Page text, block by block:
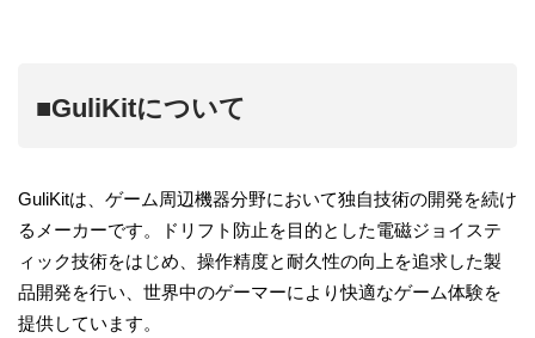
■GuliKitについて
GuliKitは、ゲーム周辺機器分野において独自技術の開発を続け
るメーカーです。ドリフト防止を目的とした電磁ジョイステ
ィック技術をはじめ、操作精度と耐久性の向上を追求した製
品開発を行い、世界中のゲーマーにより快適なゲーム体験を
提供しています。